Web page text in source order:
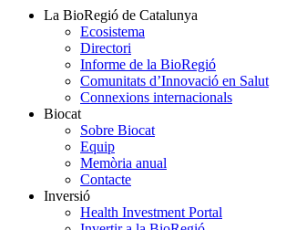
La BioRegió de Catalunya
Ecosistema
Directori
Informe de la BioRegió
Comunitats d’Innovació en Salut
Connexions internacionals
Biocat
Sobre Biocat
Equip
Memòria anual
Contacte
Inversió
Health Investment Portal